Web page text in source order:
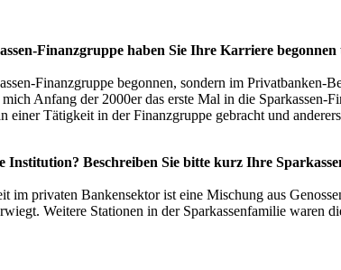
Finanzgruppe haben Sie Ihre Karriere begonnen
Finanzgruppe begonnen, sondern im
Anfang der 2000er das erste Mal in die
einer Tätigkeit in der Finanzgruppe gebracht und
Institution? Beschreiben Sie bitte kurz Ihre
im privaten Bankensektor ist eine Mischung aus
Weitere Stationen in der Sparkassenfamilie waren